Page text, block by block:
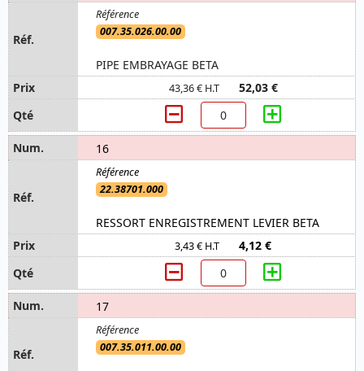
007.35.026.00.00
PIPE EMBRAYAGE BETA
43,36 € H.T 52,03 €
16
22.38701.000
RESSORT ENREGISTREMENT LEVIER BETA
3,43 € H.T 4,12 €
17
007.35.011.00.00